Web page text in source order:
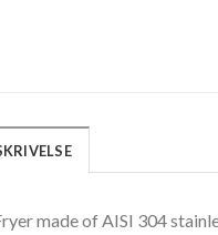
made of AISI 304